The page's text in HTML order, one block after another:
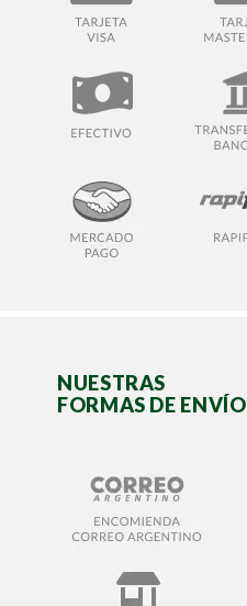
NUESTRAS
FORMAS DE ENVÍO